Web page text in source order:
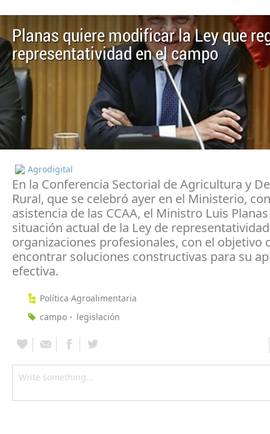
Planas quiere modificar la Ley que
representatividad en el campo
Agrodigital
En la Conferencia Sectorial de Agricultura y
Rural, que se celebró ayer en el Ministerio,
asistencia de las CCAA, el Ministro Luis
situación actual de la Ley de
organizaciones profesionales, con el objetivo
encontrar soluciones constructivas para su
efectiva.
Política Agroalimentaria
campo
legislación